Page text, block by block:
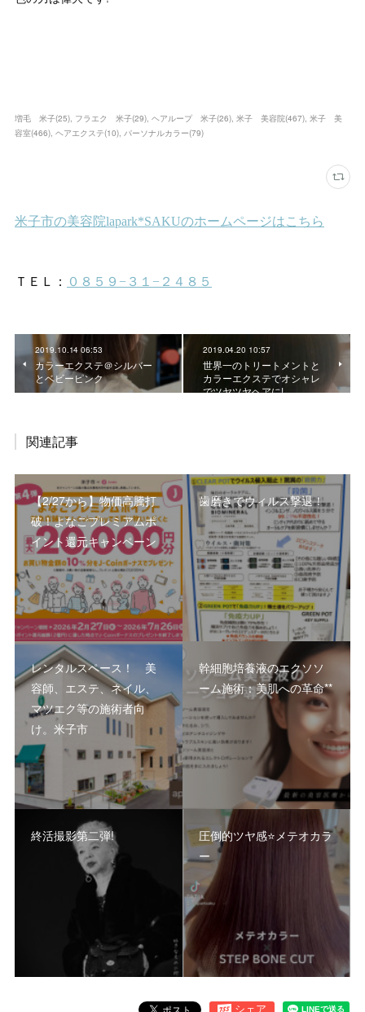
増毛 米子(25) フラエク 米子(29) ヘアループ 米子(26) 米子 美容院(467) 米子 美
容室(466) ヘアエクステ(10) パーソナルカラー(79)
2019.10.14 06:53
カラーエクステ＠シルバー
とベビーピンク
2019.04.20 10:57
世界一のトリートメントと
カラーエクステでオシャレ
でツヤツヤヘアに!
関連記事
【2/27から】物価高騰打
破！よなごプレミアムポ
イント還元キャンペーン
歯磨きでウィルス撃退！
レンタルスペース！ 美
容師、エステ、ネイル、
マツエク等の施術者向
け。米子市
幹細胞培養液のエクソソ
ーム施術：美肌への革命**
終活撮影第二弾!
圧倒的ツヤ感⭐️メテオカラ
ー